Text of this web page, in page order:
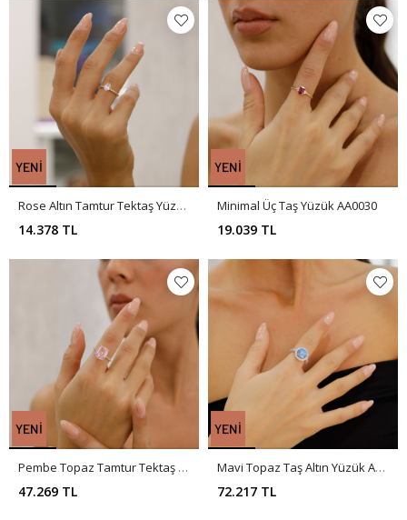
Rose Altın Tamtur Tektaş Yüzük AA0033
14.378 TL
Minimal Üç Taş Yüzük AA0030
19.039 TL
Pembe Topaz Tamtur Tektaş Yüzük AA0029
47.269 TL
Mavi Topaz Taş Altın Yüzük AA0028
72.217 TL